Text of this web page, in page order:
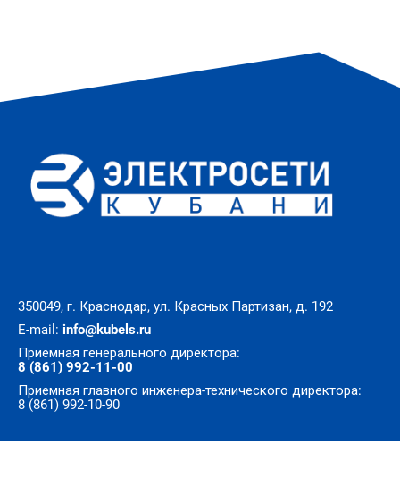
350049, г. Краснодар, ул. Красных Партизан, д. 192
E-mail: info@kubels.ru
Приемная генерального директора:
8 (861) 992-11-00
Приемная главного инженера-технического директора:
8 (861) 992-10-90